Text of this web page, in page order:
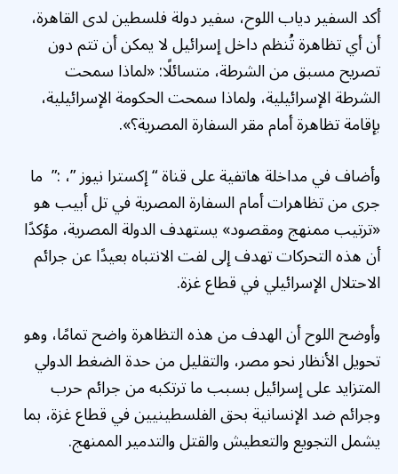
أكد السفير دياب اللوح، سفير دولة فلسطين لدى القاهرة،
أن أي تظاهرة تُنظم داخل إسرائيل لا يمكن أن تتم دون
تصريح مسبق من الشرطة، متسائلًا: «لماذا سمحت
الشرطة الإسرائيلية، ولماذا سمحت الحكومة الإسرائيلية،
بإقامة تظاهرة أمام مقر السفارة المصرية؟».
وأضاف في مداخلة هاتفية على قناة “ إكسترا نيوز ”، :” ما
جرى من تظاهرات أمام السفارة المصرية في تل أبيب هو
«ترتيب ممنهج ومقصود» يستهدف الدولة المصرية، مؤكدًا
أن هذه التحركات تهدف إلى لفت الانتباه بعيدًا عن جرائم
الاحتلال الإسرائيلي في قطاع غزة.
وأوضح اللوح أن الهدف من هذه التظاهرة واضح تمامًا، وهو
تحويل الأنظار نحو مصر، والتقليل من حدة الضغط الدولي
المتزايد على إسرائيل بسبب ما ترتكبه من جرائم حرب
وجرائم ضد الإنسانية بحق الفلسطينيين في قطاع غزة، بما
يشمل التجويع والتعطيش والقتل والتدمير الممنهج.